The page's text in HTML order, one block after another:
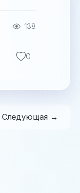
138
0
Следующая →